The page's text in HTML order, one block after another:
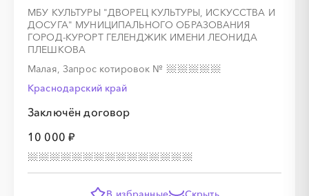
МБУ КУЛЬТУРЫ "ДВОРЕЦ КУЛЬТУРЫ, ИСКУССТВА И
ДОСУГА" МУНИЦИПАЛЬНОГО ОБРАЗОВАНИЯ
ГОРОД-КУРОРТ ГЕЛЕНДЖИК ИМЕНИ ЛЕОНИДА
ПЛЕШКОВА
Малая, Запрос котировок №
Краснодарский край
Заключён договор
10 000 ₽